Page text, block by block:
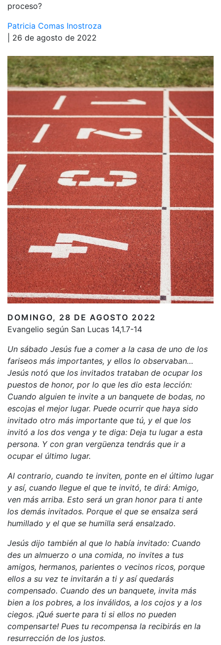
proceso?
Patricia Comas Inostroza
| 26 de agosto de 2022
DOMINGO, 28 DE AGOSTO 2022
Evangelio según San Lucas 14,1.7-14
Un sábado Jesús fue a comer a la casa de uno de los
fariseos más importantes, y ellos lo observaban…
Jesús notó que los invitados trataban de ocupar los
puestos de honor, por lo que les dio esta lección:
Cuando alguien te invite a un banquete de bodas, no
escojas el mejor lugar. Puede ocurrir que haya sido
invitado otro más importante que tú, y el que los
invitó a los dos venga y te diga: Deja tu lugar a esta
persona. Y con gran vergüenza tendrás que ir a
ocupar el último lugar.
Al contrario, cuando te inviten, ponte en el último lugar
y así, cuando llegue el que te invitó, te dirá: Amigo,
ven más arriba. Esto será un gran honor para ti ante
los demás invitados. Porque el que se ensalza será
humillado y el que se humilla será ensalzado.
Jesús dijo también al que lo había invitado: Cuando
des un almuerzo o una comida, no invites a tus
amigos, hermanos, parientes o vecinos ricos, porque
ellos a su vez te invitarán a ti y así quedarás
compensado. Cuando des un banquete, invita más
bien a los pobres, a los inválidos, a los cojos y a los
ciegos. ¡Qué suerte para ti si ellos no pueden
compensarte! Pues tu recompensa la recibirás en la
resurrección de los justos.